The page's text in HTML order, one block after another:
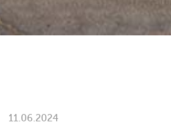
11.06.2024